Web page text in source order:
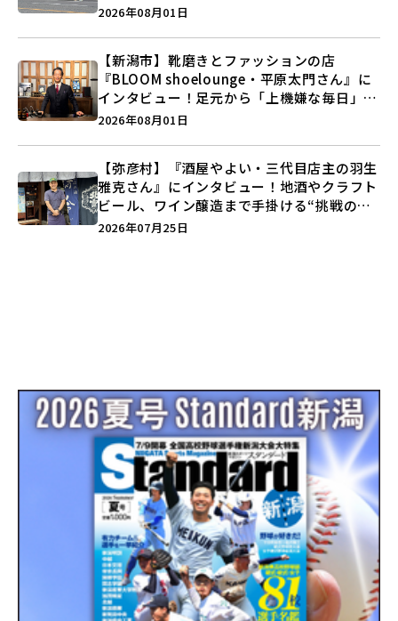
しょうがの空」など盛りだくさん♪
2026年08月01日
【新潟市】靴磨きとファッションの店
『BLOOM shoelounge・平原太門さん』に
インタビュー！足元から「上機嫌な毎日」を
つくる装いの提案とは？
2026年08月01日
【弥彦村】『酒屋やよい・三代目店主の羽生
雅克さん』にインタビュー！地酒やクラフト
ビール、ワイン醸造まで手掛ける“挑戦の歴
史”に迫る♪
2026年07月25日